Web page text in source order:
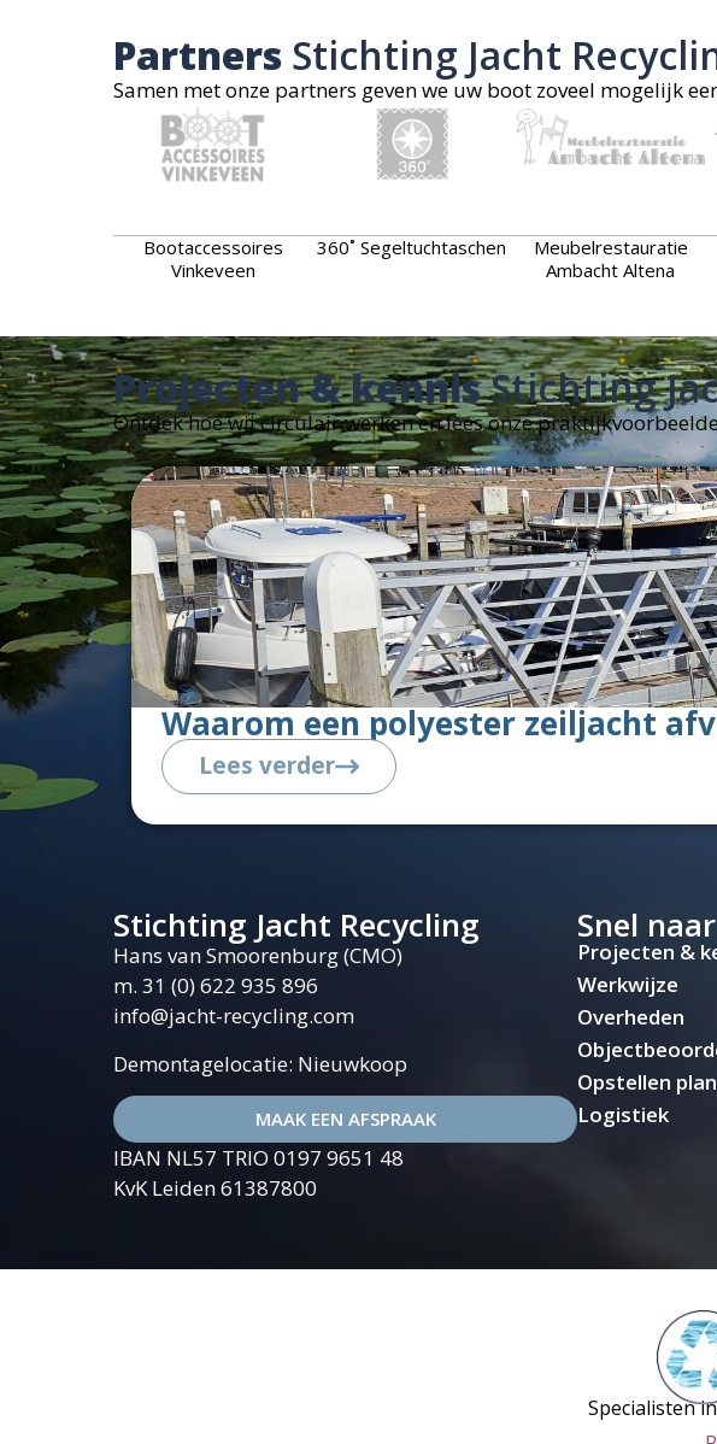
Partners Stichting Jacht
Samen met onze partners geven we uw boot zoveel mogelijk
Bootaccessoires
Vinkeveen
360˚ Segeltuchtaschen
Meubelrestauratie
Ambacht Altena
Projecten & kennisStichting
Ontdek hoe wij circulair werken en lees onze
Waarom een polyester zeiljacht
Lees verder
Stichting Jacht Recycling
Hans van Smoorenburg (CMO)
m. 31 (0) 622 935 896
info@jacht-recycling.com
Demontagelocatie: Nieuwkoop
MAAK EEN AFSPRAAK
IBAN NL57 TRIO 0197 9651 48
KvK Leiden 61387800
Snel naar
Projecten &
Werkwijze
Overheden
Opstellen plan
Logistiek
Specialisten